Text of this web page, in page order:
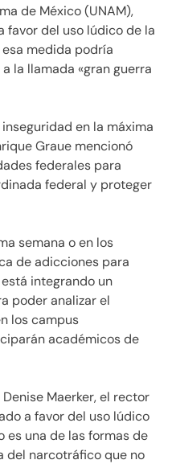
de México (UNAM),
favor del uso lúdico de la
medida podría
la llamada «gran guerra
en la máxima
Graue mencionó
federales para
federal y proteger
semana o en los
de adicciones para
integrando un
poder analizar el
los campus
académicos de
Maerker, el rector
a favor del uso lúdico
es una de las formas de
del narcotráfico que no